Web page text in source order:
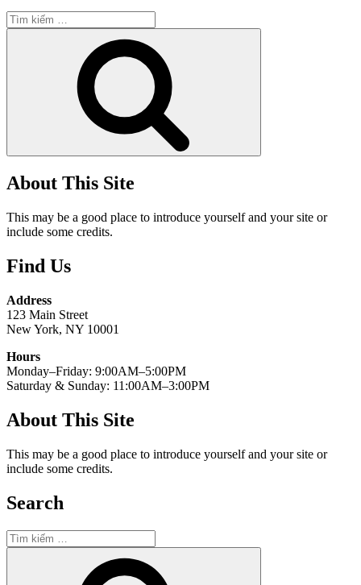
Tìm
kiếm:
About This Site
This may be a good place to introduce yourself and your site or
include some credits.
Find Us
Address
123 Main Street
New York, NY 10001
Hours
Monday–Friday: 9:00AM–5:00PM
Saturday & Sunday: 11:00AM–3:00PM
About This Site
This may be a good place to introduce yourself and your site or
include some credits.
Search
Tìm
kiếm: